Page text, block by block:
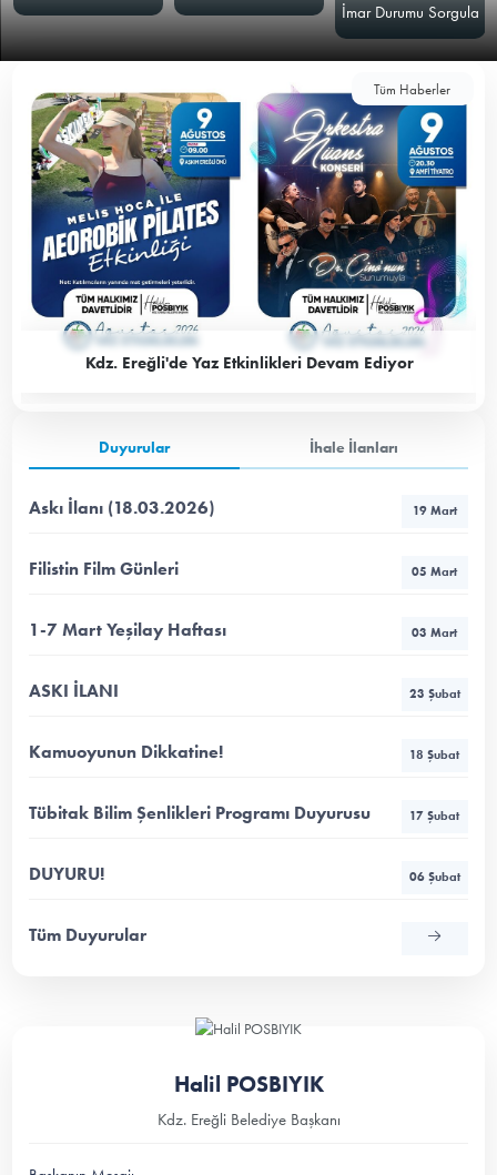
İmar Durumu Sorgula
Tüm Haberler
Kdz. Ereğli'de Yaz Etkinlikleri Devam Ediyor
Duyurular İhale İlanları
Askı İlanı (18.03.2026) 19 Mart
Filistin Film Günleri 05 Mart
1-7 Mart Yeşilay Haftası 03 Mart
ASKI İLANI 23 Şubat
Kamuoyunun Dikkatine! 18 Şubat
Tübitak Bilim Şenlikleri Programı Duyurusu 17 Şubat
DUYURU! 06 Şubat
Tüm Duyurular
Halil POSBIYIK
Kdz. Ereğli Belediye Başkanı